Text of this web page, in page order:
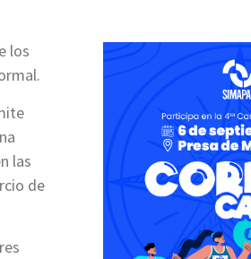
los
las
de